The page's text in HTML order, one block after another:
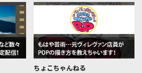
ちょこちゃんねる